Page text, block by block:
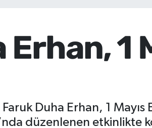
1
Duha Erhan, 1
düzenlenen etkinlikte